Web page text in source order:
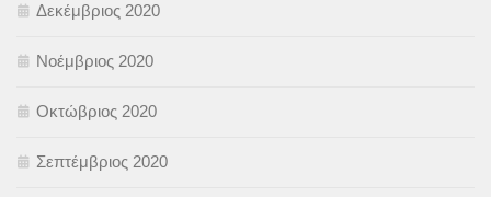
Δεκέμβριος 2020
Νοέμβριος 2020
Οκτώβριος 2020
Σεπτέμβριος 2020